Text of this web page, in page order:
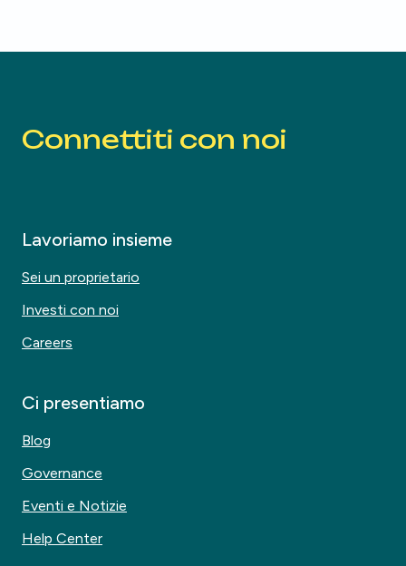
Connettiti con noi
Lavoriamo insieme
Sei un proprietario
Investi con noi
Careers
Ci presentiamo
Blog
Governance
Eventi e Notizie
Help Center